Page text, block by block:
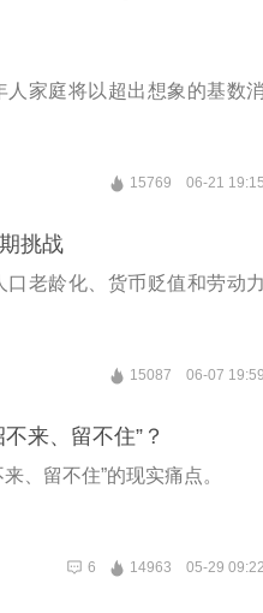
家庭将以超出想象的基数消
15769 06-21 19:15
挑战
老龄化、货币贬值和劳动力
15087 06-07 19:59
来、留不住”？
、留不住”的现实痛点。
6 14963 05-29 09:22